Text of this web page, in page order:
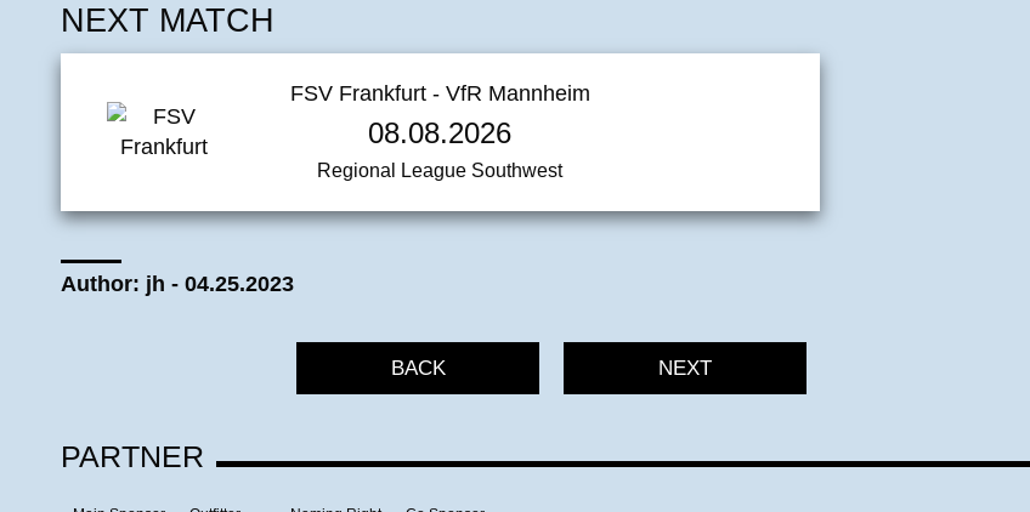
NEXT MATCH
FSV Frankfurt - VfR Mannheim
08.08.2026
Regional League Southwest
Author: jh - 04.25.2023
BACK NEXT
PARTNER